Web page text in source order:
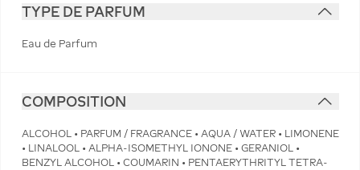
TYPE DE PARFUM
Eau de Parfum
COMPOSITION
ALCOHOL • PARFUM / FRAGRANCE • AQUA / WATER • LIMONENE
• LINALOOL • ALPHA-ISOMETHYL IONONE • GERANIOL •
BENZYL ALCOHOL • COUMARIN • PENTAERYTHRITYL TETRA-